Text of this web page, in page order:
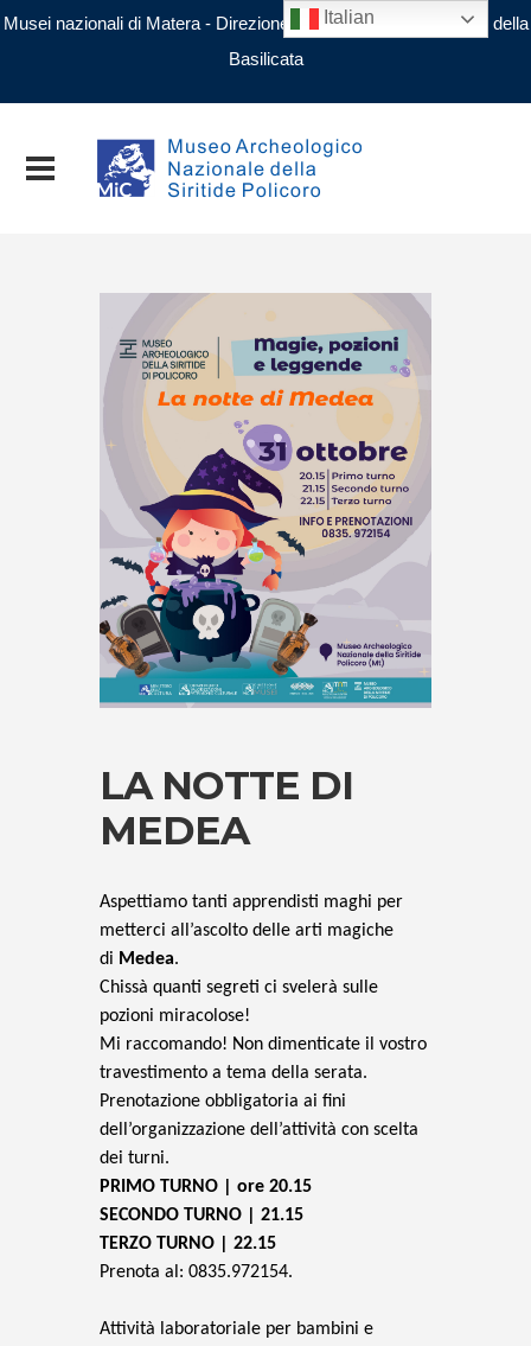
Musei nazionali di Matera - Direzione regionale Musei nazionali della
Basilicata
LA NOTTE DI
MEDEA
Aspettiamo tanti apprendisti maghi per
metterci all’ascolto delle arti magiche
di Medea.
Chissà quanti segreti ci svelerà sulle
pozioni miracolose!
Mi raccomando! Non dimenticate il vostro
travestimento a tema della serata.
Prenotazione obbligatoria ai fini
dell’organizzazione dell’attività con scelta
dei turni.
PRIMO TURNO | ore 20.15
SECONDO TURNO | 21.15
TERZO TURNO | 22.15
Prenota al: 0835.972154.
Attività laboratoriale per bambini e
Italian